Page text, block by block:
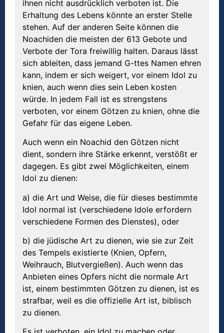
ihnen nicht ausdrücklich verboten ist. Die
Erhaltung des Lebens könnte an erster Stelle
stehen. Auf der anderen Seite können die
Noachiden die meisten der 613 Gebote und
Verbote der Tora freiwillig halten. Daraus lässt
sich ableiten, dass jemand G-ttes Namen ehren
kann, indem er sich weigert, vor einem Idol zu
knien, auch wenn dies sein Leben kosten
würde. In jedem Fall ist es strengstens
verboten, vor einem Götzen zu knien, ohne die
Gefahr für das eigene Leben.
Auch wenn ein Noachid den Götzen nicht
dient, sondern ihre Stärke erkennt, verstößt er
dagegen. Es gibt zwei Möglichkeiten, einem
Idol zu dienen:
a) die Art und Weise, die für dieses bestimmte
Idol normal ist (verschiedene Idole erfordern
verschiedene Formen des Dienstes), oder
b) die jüdische Art zu dienen, wie sie zur Zeit
des Tempels existierte (Knien, Opfern,
Weihrauch, Blutvergießen). Auch wenn das
Anbieten eines Opfers nicht die normale Art
ist, einem bestimmten Götzen zu dienen, ist es
strafbar, weil es die offizielle Art ist, biblisch
zu dienen.